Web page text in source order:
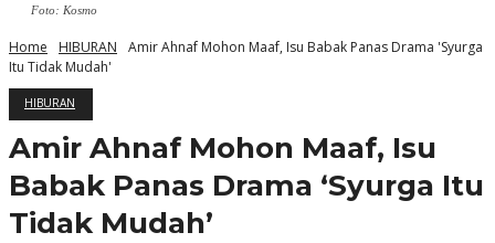
Foto: Kosmo
Home HIBURAN
Amir Ahnaf Mohon Maaf, Isu Babak Panas Drama 'Syurga
Itu Tidak Mudah'
HIBURAN
Amir Ahnaf Mohon Maaf, Isu
Babak Panas Drama ‘Syurga Itu
Tidak Mudah’